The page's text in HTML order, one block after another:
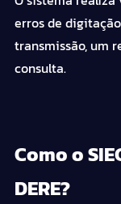
erros de
transmissão, um
consulta.
Como o
DERE?